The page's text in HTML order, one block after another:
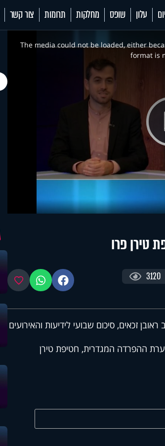
עלון שופס מחלקות תרומות צור קשר
This
modalThe media could not be loaded, either
format is
טירן פרו
3120 פייסבוקווטסאפ
זכאים, סיכום שבועי לידיעות והאירועים
ההפרדה המגדרית, חטיפת טירן